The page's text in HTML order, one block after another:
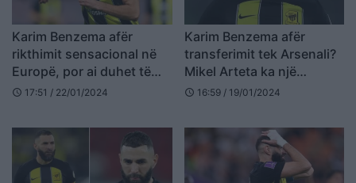
Karim Benzema afër
rikthimit sensacional në
Europë, por ai duhet të
bëjë një sakrificë
schedule 17:51 / 22/01/2024
Karim Benzema afër
transferimit tek Arsenali?
Mikel Arteta ka një
përgjigje për këtë
schedule 16:59 / 19/01/2024